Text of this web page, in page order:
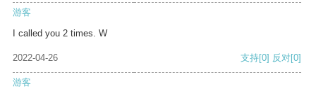
游客
I called you 2 times. W
2022-04-26 支持[0] 反对[0]
游客